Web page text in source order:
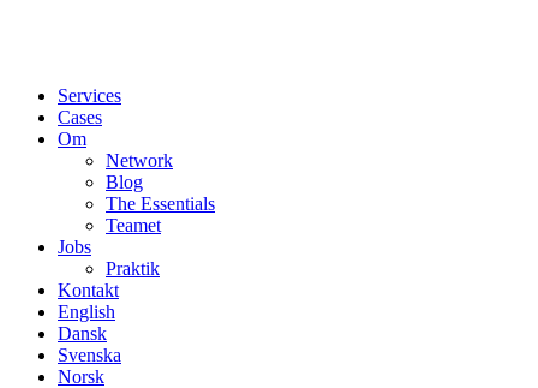
Services
Cases
Om
Network
Blog
The Essentials
Teamet
Jobs
Praktik
Kontakt
English
Dansk
Svenska
Norsk